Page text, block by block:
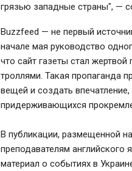
грязью западные страны", —
Buzzfeed — не первый
начале мая руководство
что сайт газеты стал
троллями. Такая пропаганда
вещей и создать
придерживающихся
В публикации, размещенной
преподавателям английского
материал о событиях в